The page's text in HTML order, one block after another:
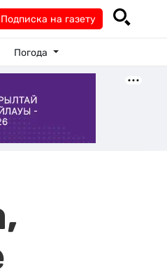
Подписка на газету
Погода